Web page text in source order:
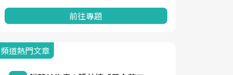
前往專題
頻道熱門文章